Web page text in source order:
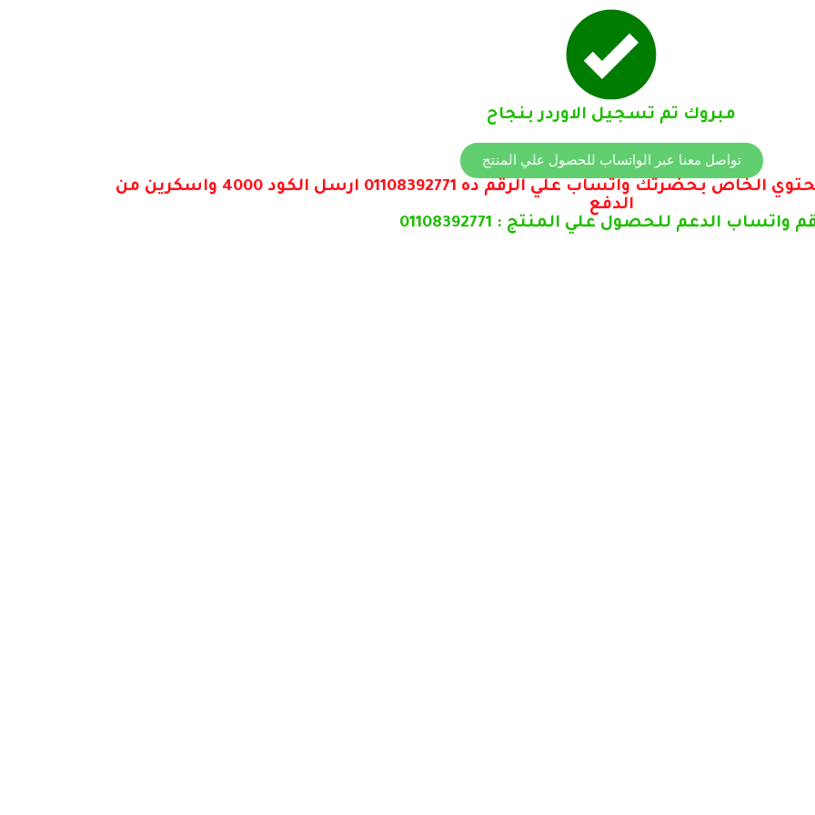
مبروك تم تسجيل الاوردر بنجاح
تواصل معنا عبر الواتساب للحصول علي المنتج
من فضلك تواصل معانا لاستلام المحتوي الخاص بحضرتك واتساب علي الرقم ده 01108392771 ارسل الكود 4000 واسكرين من
الدفع
واتساب الدعم للحصول علي المنتج : 01108392771